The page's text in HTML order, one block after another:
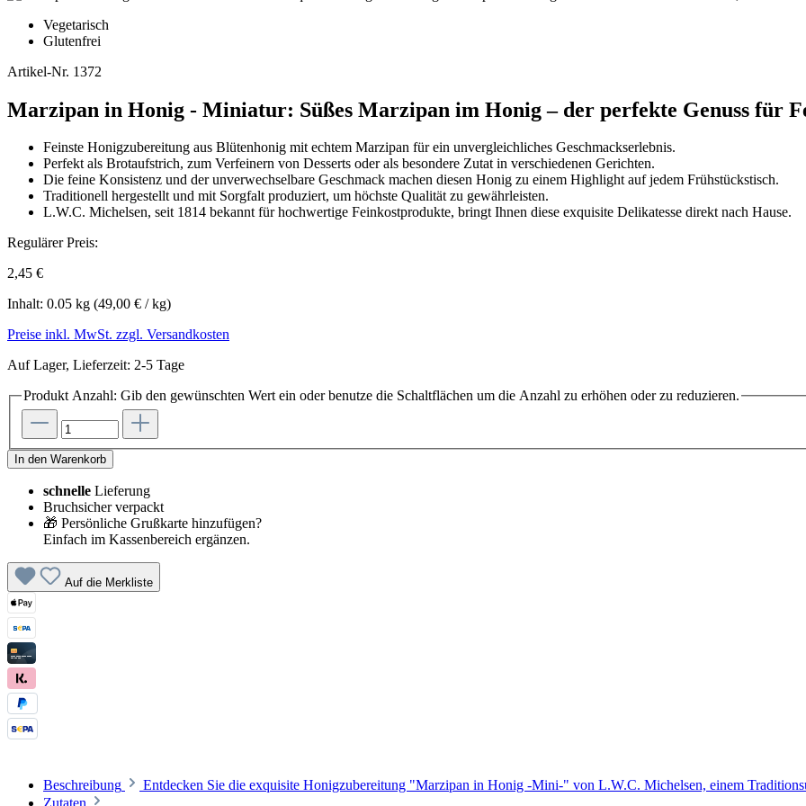
Vegetarisch
Glutenfrei
Artikel-Nr. 1372
Marzipan in Honig - Miniatur: Süßes Marzipan im Honig – der perfekte Genuss für
Feinste Honigzubereitung aus Blütenhonig mit echtem Marzipan für ein unvergleichliches Geschmackserlebnis.
Perfekt als Brotaufstrich, zum Verfeinern von Desserts oder als besondere Zutat in verschiedenen Gerichten.
Die feine Konsistenz und der unverwechselbare Geschmack machen diesen Honig zu einem Highlight auf jedem Frühstückstisch.
Traditionell hergestellt und mit Sorgfalt produziert, um höchste Qualität zu gewährleisten.
L.W.C. Michelsen, seit 1814 bekannt für hochwertige Feinkostprodukte, bringt Ihnen diese exquisite Delikatesse direkt nach Hause.
Regulärer Preis:
2,45 €
Inhalt: 0.05 kg (49,00 € / kg)
Preise inkl. MwSt. zzgl. Versandkosten
Auf Lager, Lieferzeit: 2-5 Tage
Produkt Anzahl: Gib den gewünschten Wert ein oder benutze die Schaltflächen um die Anzahl zu erhöhen oder zu reduzieren.
In den Warenkorb
schnelle Lieferung
Bruchsicher verpackt
🎁 Persönliche Grußkarte hinzufügen?
Einfach im Kassenbereich ergänzen.
Auf die Merkliste
Beschreibung Entdecken Sie die exquisite Honigzubereitung "Marzipan in Honig -Mini-" von L.W.C. Michelsen, einem
Zutaten